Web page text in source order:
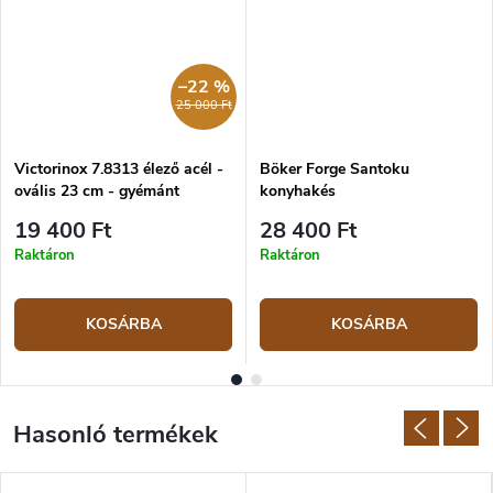
25 000 Ft
–22 %
Victorinox 7.8313 élező acél -
ovális 23 cm - gyémánt
19 400 Ft
Raktáron
KOSÁRBA
Böker Forge Santoku
konyhakés
28 400 Ft
Raktáron
KOSÁRBA